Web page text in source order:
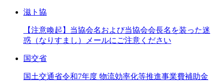
滋ト協
【注意喚起】当協会名および当協会会長名を装った迷
惑（なりすまし）メールにご注意ください
国交省
国土交通省令和7年度 物流効率化等推進事業費補助金